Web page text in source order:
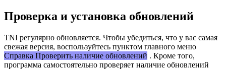
Проверка и установка обновлений
TNI регулярно обновляется. Чтобы убедиться, что у вас самая
свежая версия, воспользуйтесь пунктом главного меню
Справка Проверить наличие обновлений . Кроме того,
программа самостоятельно проверяет наличие обновлений